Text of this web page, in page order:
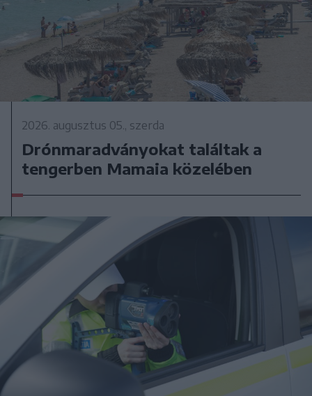
2026. augusztus 05., szerda
Drónmaradványokat találtak a
tengerben Mamaia közelében